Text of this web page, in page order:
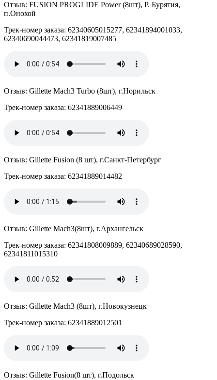
Отзыв: FUSION PROGLIDE Power (8шт), Р. Бурятия,
п.Онохой
Трек-номер заказа: 62340605015277, 62341894001033,
62340690044473, 62341819007485
Отзыв: Gillette Mach3 Turbo (8шт), г.Норильск
Трек-номер заказа: 62341889006449
Отзыв: Gillette Fusion (8 шт), г.Санкт-Петербург
Трек-номер заказа: 62341889014482
Отзыв: Gillette Mach3(8шт), г.Архангельск
Трек-номер заказа: 62341808009889, 62340689028590,
62341811015310
Отзыв: Gillette Mach3 (8шт), г.Новокузнецк
Трек-номер заказа: 62341889012501
Отзыв: Gillette Fusion(8 шт), г.Подольск